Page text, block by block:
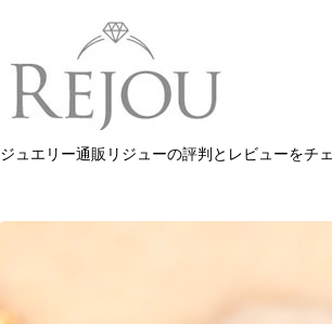
ジュエリー通販リジューの評判とレビューをチ